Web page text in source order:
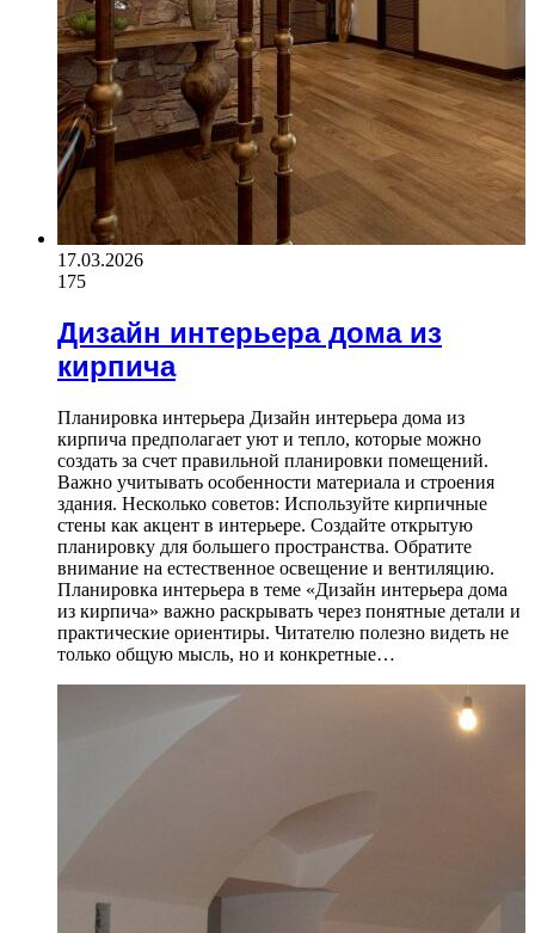
17.03.2026
175
Дизайн интерьера дома из
кирпича
Планировка интерьера Дизайн интерьера дома из
кирпича предполагает уют и тепло, которые можно
создать за счет правильной планировки помещений.
Важно учитывать особенности материала и строения
здания. Несколько советов: Используйте кирпичные
стены как акцент в интерьере. Создайте открытую
планировку для большего пространства. Обратите
внимание на естественное освещение и вентиляцию.
Планировка интерьера в теме «Дизайн интерьера дома
из кирпича» важно раскрывать через понятные детали и
практические ориентиры. Читателю полезно видеть не
только общую мысль, но и конкретные…